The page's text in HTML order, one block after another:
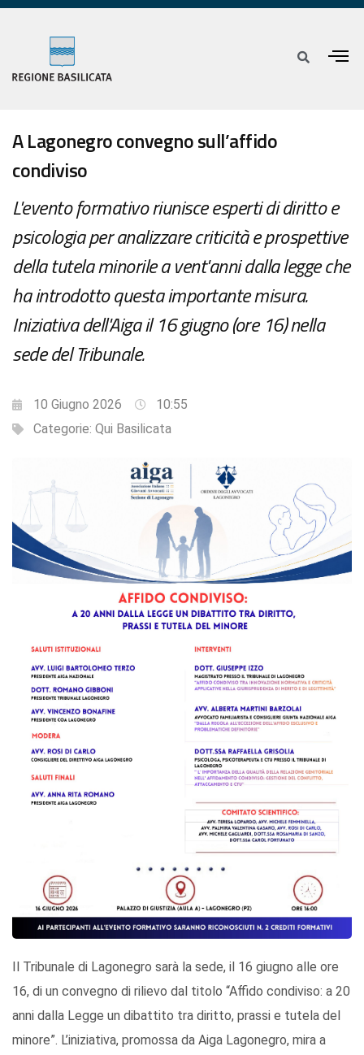
A Lagonegro convegno sull’affido
condiviso
L'evento formativo riunisce esperti di diritto e
psicologia per analizzare criticità e prospettive
della tutela minorile a vent'anni dalla legge che
ha introdotto questa importante misura.
Iniziativa dell'Aiga il 16 giugno (ore 16) nella
sede del Tribunale.
10 Giugno 2026
10:55
Categorie: Qui Basilicata
Il Tribunale di Lagonegro sarà la sede, il 16 giugno alle ore
16, di un convegno di rilievo dal titolo “Affido condiviso: a 20
anni dalla Legge un dibattito tra diritto, prassi e tutela del
minore”. L’iniziativa, promossa da Aiga Lagonegro, mira a